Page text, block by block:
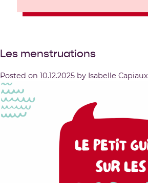
Les menstruations
Posted on 10.12.2025 by Isabelle Capiaux